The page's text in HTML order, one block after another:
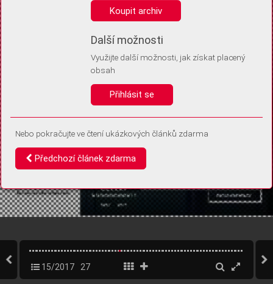
Anonymní unikátní ID
Díky němu příště poznáme, že se jedná o stejné zařízení, a
Identifikátor je zcela anonymní.
Vaše souhlasy a odmítnutí si ukládáme do vašeho zařízení, abychom se
vás už příště znovu neptali. Můžete je kdykoli později upravit ve Správě
15/2017 27
Koupit archiv
Další možnosti
Využijte další možnosti, jak získat placený
obsah
Přihlásit se
Nebo pokračujte ve čtení ukázkových článků zdarma
Předchozí článek zdarma